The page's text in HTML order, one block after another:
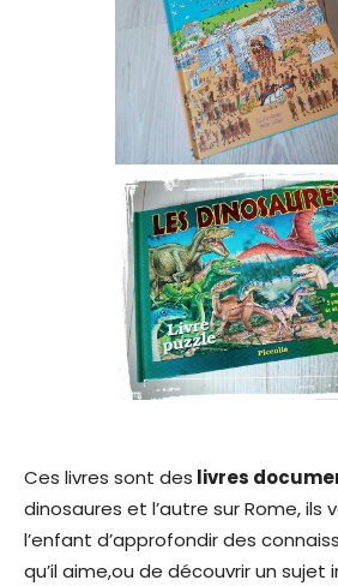
Ces livres sont des livres
dinosaures et l’autre sur Rome,
l’enfant d’approfondir des
qu’il aime,ou de découvrir un sujet